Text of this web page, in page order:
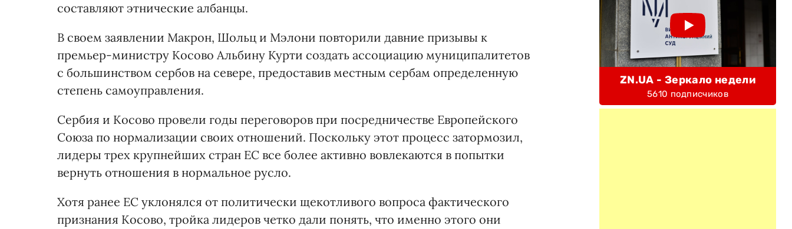
составляют этнические албанцы.
В своем заявлении Макрон, Шольц и Мэлони повторили давние призывы к
премьер-министру Косово Альбину Курти создать ассоциацию муниципалитетов
с большинством сербов на севере, предоставив местным сербам определенную
степень самоуправления.
Сербия и Косово провели годы переговоров при посредничестве Европейского
Союза по нормализации своих отношений. Поскольку этот процесс затормозил,
лидеры трех крупнейших стран ЕС все более активно вовлекаются в попытки
вернуть отношения в нормальное русло.
Хотя ранее ЕС уклонялся от политически щекотливого вопроса фактического
признания Косово, тройка лидеров четко дали понять, что именно этого они
ZN.UA - Зеркало недели
5610 подписчиков